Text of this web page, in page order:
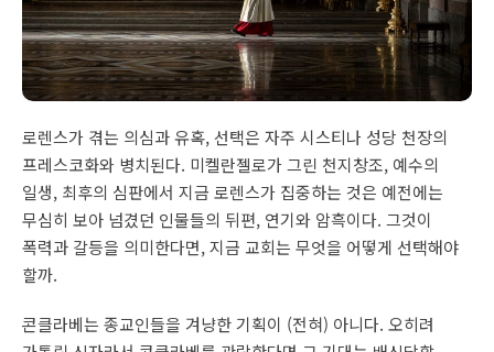
로렌스가 겪는 의심과 유혹, 선택은 자주 시스티나 성당 천장의
프레스코화와 병치된다. 미켈란젤로가 그린 천지창조, 예수의
일생, 최후의 심판에서 지금 로렌스가 집중하는 것은 예전에는
무심히 보아 넘겼던 인물들의 뒤편, 연기와 암흑이다. 그것이
폭력과 갈등을 의미한다면, 지금 교회는 무엇을 어떻게 선택해야
할까.
콘클라베는 종교인들을 겨냥한 기획이 (전혀) 아니다. 오히려